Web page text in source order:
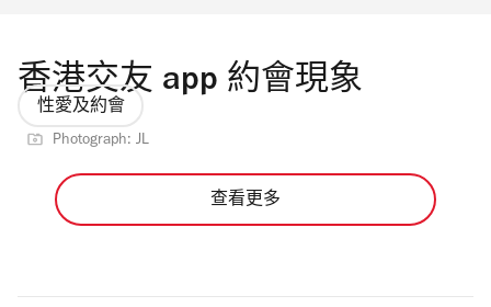
香港交友 app 約會現象
性愛及約會
Photograph: JL
查看更多